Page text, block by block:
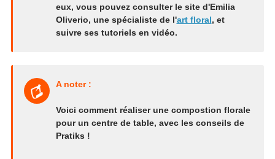
eux, vous pouvez consulter le site d'Emilia
Oliverio, une spécialiste de l'art floral, et
suivre ses tutoriels en vidéo.
A noter :
Voici comment réaliser une compostion florale
pour un centre de table, avec les conseils de
Pratiks !